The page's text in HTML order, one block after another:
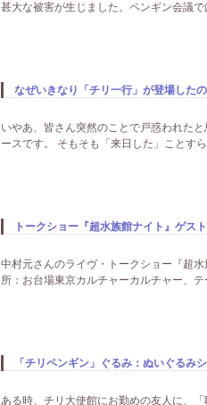
甚大な被害が生じました。ペンギン会議
なぜいきなり「チリ一行」が登場した
いやあ、皆さん突然のことで戸惑われた
ースです。 そもそも「来日した」ことす
トークショー『超水族館ナイト』ゲス
中村元さんのライヴ・トークショー『超
所：お台場東京カルチャーカルチャー、
「チリペンギン」ぐるみ：ぬいぐるみ
ある時、チリ大使館にお勤めの友人に、